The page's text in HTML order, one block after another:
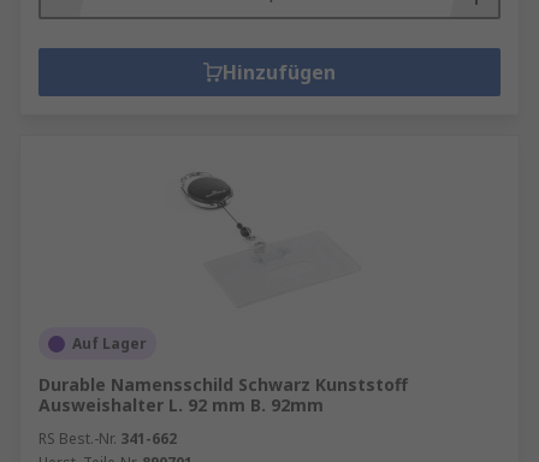
Hinzufügen
Auf Lager
Durable Namensschild Schwarz Kunststoff
Ausweishalter L. 92 mm B. 92mm
RS Best.-Nr. 341-662